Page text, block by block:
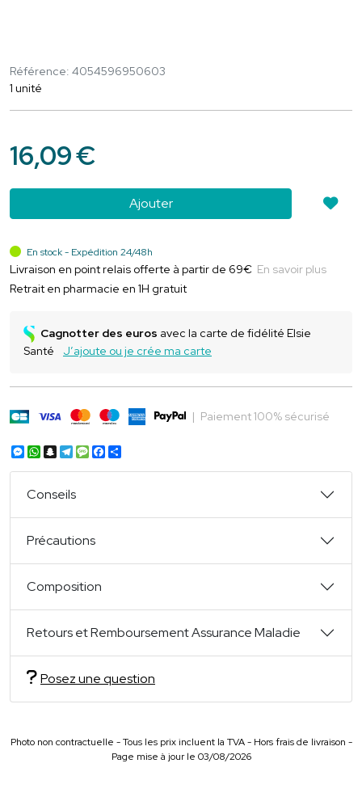
Référence: 4054596950603
1 unité
16,09€
Ajouter
En stock - Expédition 24/48h
Livraison en point relais offerte à partir de 69€ En savoir plus
Retrait en pharmacie en 1H gratuit
Cagnotter des euros avec la carte de fidélité Elsie
Santé
J’ajoute ou je crée ma carte
| Paiement 100% sécurisé
Messenger
WhatsApp
Snapchat
Telegram
Message
Facebook
Conseils
Précautions
Composition
Retours et Remboursement Assurance Maladie
Posez une question
Photo non contractuelle - Tous les prix incluent la TVA - Hors frais de livraison -
Page mise à jour le 03/08/2026